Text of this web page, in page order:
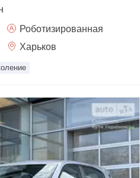
Роботизированная
Харьков